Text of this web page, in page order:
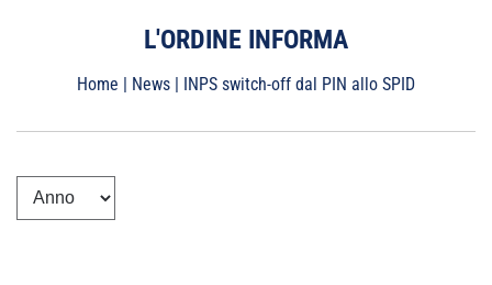
L'ORDINE INFORMA
Home | News | INPS switch-off dal PIN allo SPID